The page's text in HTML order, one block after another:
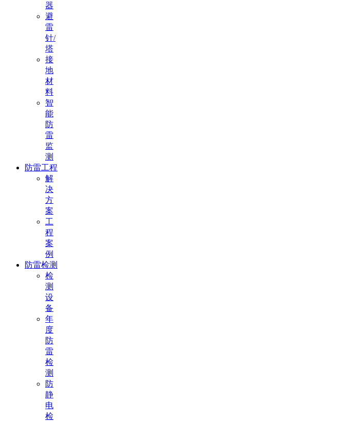
器
避
雷
针/
塔
接
地
材
料
智
能
防
雷
监
测
防雷工程
解
决
方
案
工
程
案
例
防雷检测
检
测
设
备
年
度
防
雷
检
测
防
静
电
检